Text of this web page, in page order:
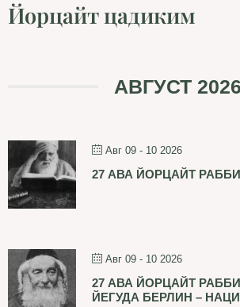
Йорцайт цадиким
АВГУСТ 2026
Авг 09 - 10 2026
27 АВА ЙОРЦАЙТ
Авг 09 - 10 2026
27 АВА ЙОРЦАЙТ
ЙЕГУДА БЕРЛИН –